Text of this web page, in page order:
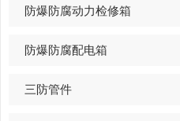
防爆防腐动力检修箱
防爆防腐配电箱
三防管件